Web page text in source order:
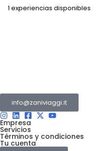
1 experiencias disponibles
info@zaniviaggi.it
Empresa
Servicios
Términos y condiciones
Tu cuenta